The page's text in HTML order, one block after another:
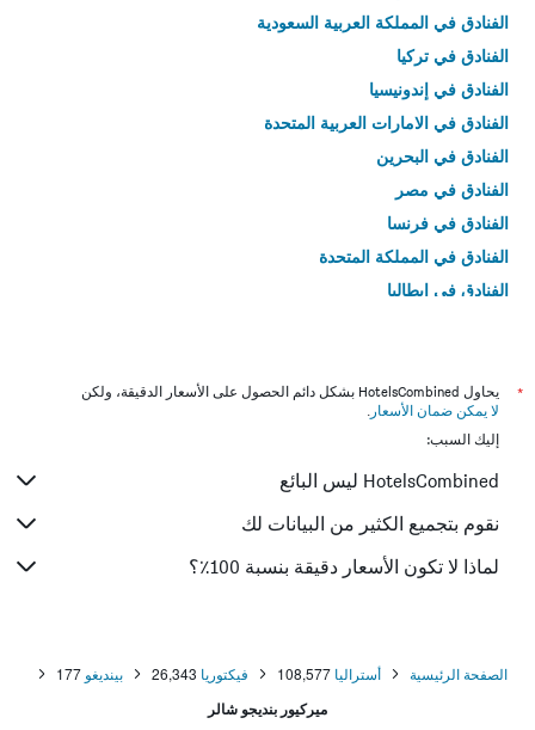
الفنادق في المملكة العربية السعودية
الفنادق في تركيا
الفنادق في إندونيسيا
الفنادق في الامارات العربية المتحدة
الفنادق في البحرين
الفنادق في مصر
الفنادق في فرنسا
الفنادق في المملكة المتحدة
الفنادق في إيطاليا
*
يحاول HotelsCombined بشكل دائم الحصول على الأسعار الدقيقة، ولكن
لا يمكن ضمان الأسعار .
إليك السبب:
HotelsCombined ليس البائع
نقوم بتجميع الكثير من البيانات لك
لماذا لا تكون الأسعار دقيقة بنسبة 100٪؟
الصفحة الرئيسية أستراليا 108,577 فيكتوريا 26,343 بينديغو 177
ميركيور بنديجو شالر